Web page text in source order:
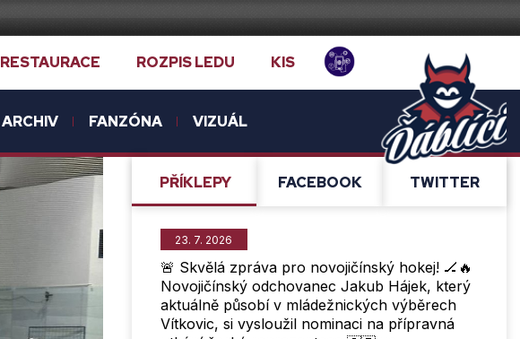
RESTAURACE ROZPIS LEDU KIS
ARCHIV FANZÓNA VIZUÁL
PŘÍ­KLEPY FACEBOOK TWITTER
23. 7. 2026
🚨 Skvělá zpráva pro novojičínský hokej! 🏒🔥
Novojičínský odchovanec Jakub Hájek, který
aktuálně působí v mládežnických výběrech
Vítkovic, si vysloužil nominaci na přípravná